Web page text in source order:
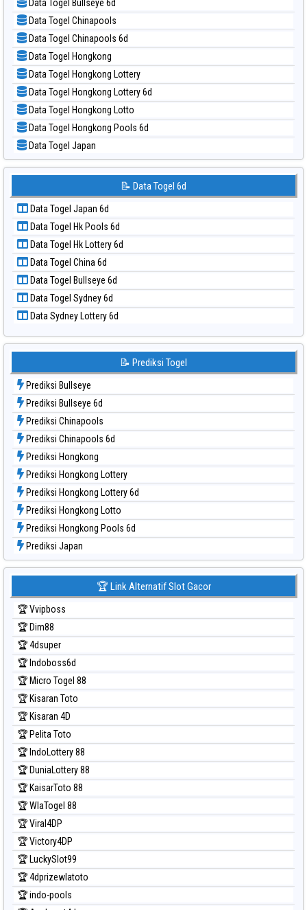
📊 Statistik Taiwan
📝 Pola Dasar Nagoya
📝 Pola Dasar North Carolina Day
📝 Pola Dasar Pcso
📝 Pola Dasar Sao Paulo
📝 Pola Dasar Singapore
📝 Pola Dasar Sydney
📝 Pola Dasar Sydney Lottery
📝 Pola Dasar Sydney Lottery 6d
📝 Pola Dasar Sydney Lotto
📝 Pola Dasar Taiwan
Data Togel Bullseye 6d
Data Togel Chinapools
Data Togel Chinapools 6d
Data Togel Hongkong
Data Togel Hongkong Lottery
Data Togel Hongkong Lottery 6d
Data Togel Hongkong Lotto
Data Togel Hongkong Pools 6d
Data Togel Japan
Data Togel Japan 6d
Data Togel Kuda Lari
Data Togel Magnum Cambodia
Data Togel Nagoya
Data Togel North Carolina Day
Data Togel Pcso
Data Togel Sao Paulo
Data Togel Singapore
Data Togel Sydney
Data Togel Sydney Lottery
Data Togel Sydney Lottery 6d
Data Togel Sydney Lotto
Data Togel Sydney Pools 6d
Data Togel Taipei
Data Togel Taiwan
📝 Data Togel 6d
Data Togel Japan 6d
Data Togel Hk Pools 6d
Data Togel Hk Lottery 6d
Data Togel China 6d
Data Togel Bullseye 6d
Data Togel Sydney 6d
Data Sydney Lottery 6d
📝 Prediksi Togel
Prediksi Bullseye
Prediksi Bullseye 6d
Prediksi Chinapools
Prediksi Chinapools 6d
Prediksi Hongkong
Prediksi Hongkong Lottery
Prediksi Hongkong Lottery 6d
Prediksi Hongkong Lotto
Prediksi Hongkong Pools 6d
Prediksi Japan
Prediksi Japan 6d
Prediksi Kuda Lari
Prediksi Magnum Cambodia
Prediksi Nagoya
Prediksi North Carolina Day
Prediksi Pcso
Prediksi Sao Paulo
Prediksi Singapore
Prediksi Sydney
Prediksi Sydney Lottery
Prediksi Sydney Lottery 6d
Prediksi Sydney Lotto
Prediksi Sydney Pools 6d
Prediksi Taipei
Prediksi Taiwan
🏆 Link Alternatif Slot Gacor
🏆 Vvipboss
🏆 Dim88
🏆 4dsuper
🏆 Indoboss6d
🏆 Micro Togel 88
🏆 Kisaran Toto
🏆 Kisaran 4D
🏆 Pelita Toto
🏆 IndoLottery 88
🏆 DuniaLottery 88
🏆 KaisarToto 88
🏆 WlaTogel 88
🏆 Viral4DP
🏆 Victory4DP
🏆 LuckySlot99
🏆 4dprizewlatoto
🏆 indo-pools